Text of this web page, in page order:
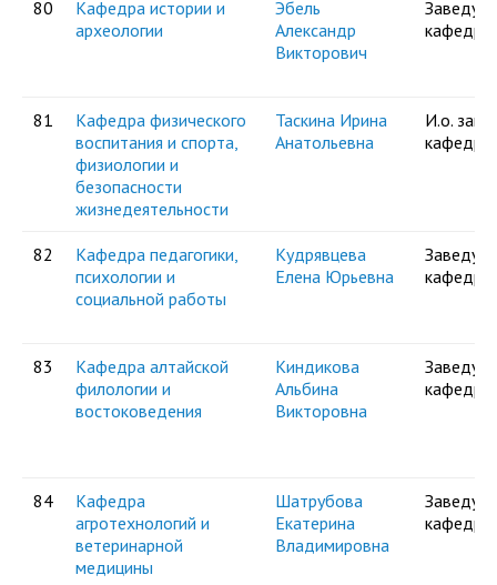
80
Кафедра истории и
археологии
Эбель
Александр
Викторович
81
Кафедра физического
воспитания и спорта,
физиологии и
безопасности
жизнедеятельности
Таскина Ирина
Анатольевна
И.о. зав.
82
Кафедра педагогики,
психологии и
социальной работы
Кудрявцева
Елена Юрьевна
83
Кафедра алтайской
филологии и
востоковедения
Киндикова
Альбина
Викторовна
84
Кафедра
агротехнологий и
ветеринарной
медицины
Шатрубова
Екатерина
Владимировна